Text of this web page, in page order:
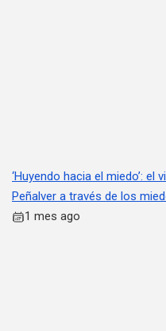
‘Huyendo hacia el miedo’:
Peñalver a través de los
1 mes ago